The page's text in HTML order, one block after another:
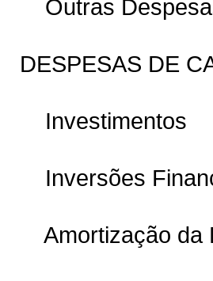
Outras
DESPESAS DE
Investimentos
Inversões
Amortização da